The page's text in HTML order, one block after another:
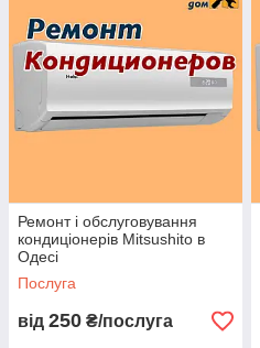
Ремонт і обслуговування
кондиціонерів Mitsushito в
Одесі
Послуга
від 250 ₴/послуга